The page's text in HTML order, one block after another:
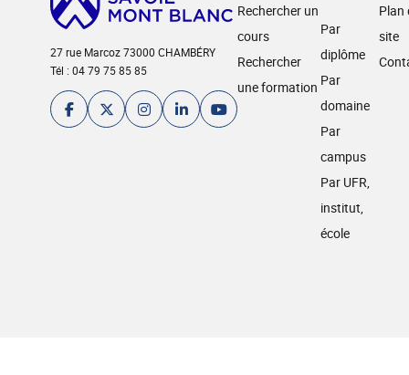
27 rue Marcoz 73000 CHAMBÉRY
Tél : 04 79 75 85 85
Rechercher un
cours
Rechercher
une formation
Par
diplôme
Par
domaine
Par
campus
Par UFR,
institut,
école
Plan
site